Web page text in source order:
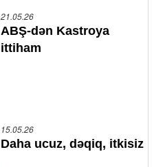
21.05.26
ABŞ-dən Kastroya
ittiham
15.05.26
Daha ucuz, dəqiq, itkisiz